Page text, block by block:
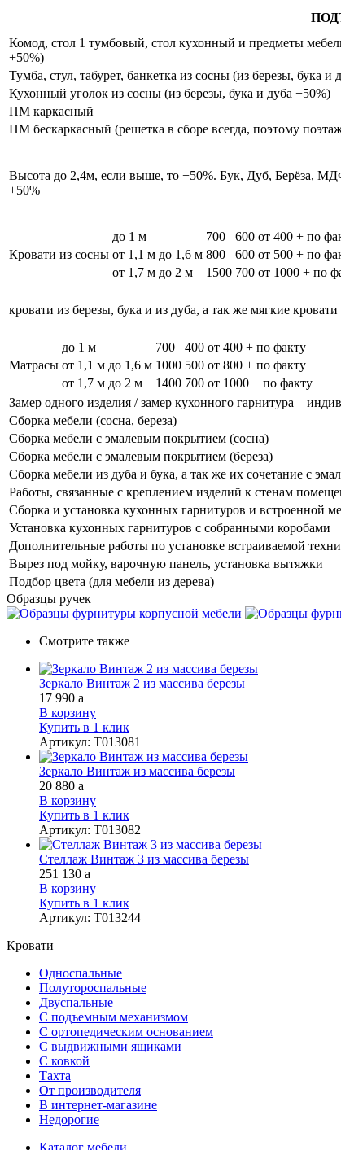
Комод, стол 1 тумбовый, стол кухонный и предметы
+50%)
Тумба, стул, табурет, банкетка из сосны (из березы, бука и
Кухонный уголок из сосны (из березы, бука и дуба +50%)
ПМ каркасный
ПМ бескаркасный (решетка в сборе всегда, поэтому
Высота до 2,4м, если выше, то +50%. Бук, Дуб, Берёза,
+50%
Кровати из сосны
до 1 м 700 600 от 400 + по
от 1,1 м до 1,6 м 800 600 от 500 + по
от 1,7 м до 2 м
1500 700 от 1000 + по
кровати из березы, бука и из дуба, а так же мягкие кровати
Матрасы
до 1 м 700 400 от 400 + по факту
от 1,1 м до 1,6 м 1000 500 от 800 + по факту
от 1,7 м до 2 м
1400 700 от 1000 + по факту
Замер одного изделия / замер кухонного гарнитура –
Сборка мебели (сосна, береза)
Сборка мебели с эмалевым покрытием (сосна)
Сборка мебели с эмалевым покрытием (береза)
Сборка мебели из дуба и бука, а так же их сочетание с
Работы, связанные с креплением изделий к стенам
Сборка и установка кухонных гарнитуров и встроенной
Установка кухонных гарнитуров с собранными коробами
Дополнительные работы по установке встраиваемой
Вырез под мойку, варочную панель, установка вытяжки
Подбор цвета (для мебели из дерева)
Образцы ручек
Смотрите также
Зеркало Винтаж 2 из массива березы
17 990 a
В корзину
Купить в 1 клик
Артикул: Т013081
Зеркало Винтаж из массива березы
20 880 a
В корзину
Купить в 1 клик
Артикул: Т013082
Стеллаж Винтаж 3 из массива березы
251 130 a
В корзину
Купить в 1 клик
Артикул: Т013244
Кровати
Односпальные
Полутороспальные
Двуспальные
С подъемным механизмом
С ортопедическим основанием
С выдвижными ящиками
С ковкой
Тахта
От производителя
В интернет-магазине
Недорогие
Каталог мебели